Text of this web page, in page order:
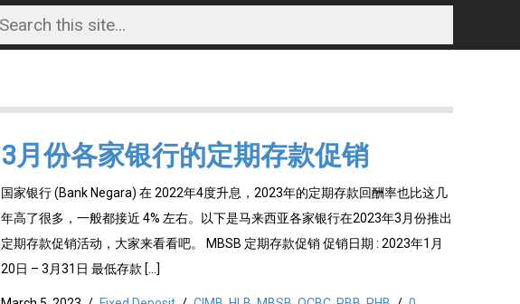
3月份各家银行的定期存款促销
国家银行 (Bank Negara) 在 2022年4度升息，2023年的定期存款回酬率也比这几
年高了很多，一般都接近 4% 左右。以下是马来西亚各家银行在2023年3月份推出
定期存款促销活动，大家来看看吧。 MBSB 定期存款促销 促销日期 : 2023年1月
20日 – 3月31日 最低存款 […]